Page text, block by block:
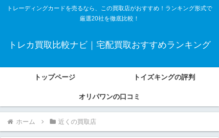
トレーディングカードを売るなら、この買取店がおすすめ！ランキング形式で
厳選20社を徹底比較！
トレカ買取比較ナビ｜宅配買取おすすめランキング
トップページ トイズキングの評判
オリパワンの口コミ
ホーム 近くの買取店